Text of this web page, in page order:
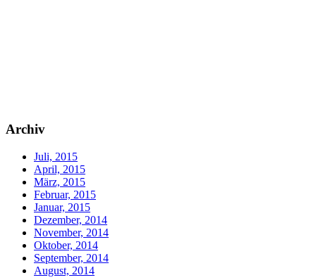
Archiv
Juli, 2015
April, 2015
März, 2015
Februar, 2015
Januar, 2015
Dezember, 2014
November, 2014
Oktober, 2014
September, 2014
August, 2014